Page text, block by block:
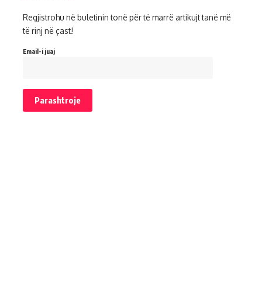
Regjistrohu në buletinin tonë për të marrë artikujt tanë më
të rinj në çast!
Email-i juaj